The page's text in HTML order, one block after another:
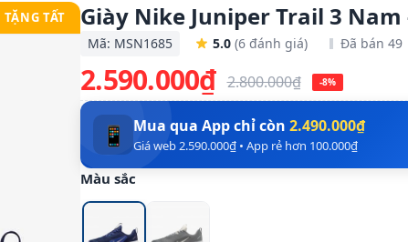
TẶNG TẤT Giày Nike Juniper Trail 3
Mã: MSN1685 5.0 (6 đánh giá) Đã bán 49
2.590.000₫ 2.800.000₫ -8%
📱 Mua qua App chỉ còn 2.490.000₫
Giá web 2.590.000₫ • App rẻ hơn 100.000₫
Màu sắc